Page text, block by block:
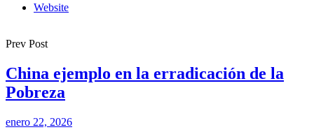
Website
Prev Post
China ejemplo en la erradicación de la
Pobreza
enero 22, 2026